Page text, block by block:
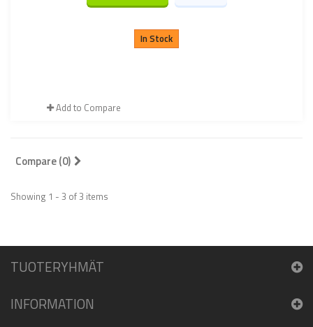
In Stock
Add to Compare
Compare (0)
Showing 1 - 3 of 3 items
TUOTERYHMÄT
INFORMATION